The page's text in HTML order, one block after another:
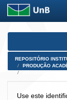
Skip
REPOSITÓRIO
PRODUÇÃO
Use este